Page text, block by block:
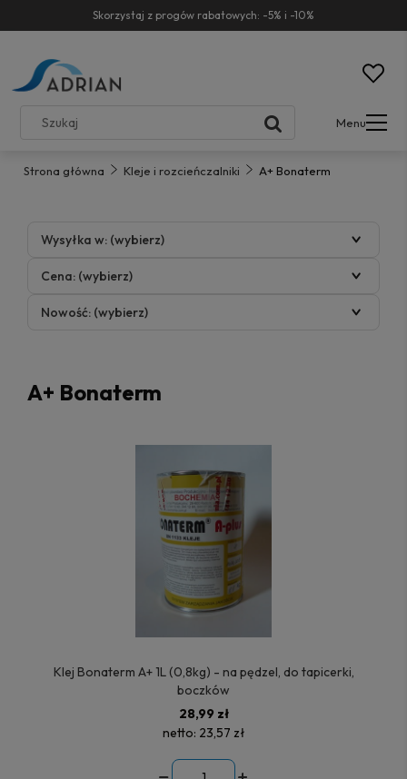
Skorzystaj z progów rabatowych: -5% i -10%
Menu
Strona główna Kleje i rozcieńczalniki A+ Bonaterm
Wysyłka w: (wybierz)
Cena: (wybierz)
Nowość: (wybierz)
A+ Bonaterm
Klej Bonaterm A+ 1L (0,8kg) - na pędzel, do tapicerki,
boczków
28,99 zł
netto: 23,57 zł